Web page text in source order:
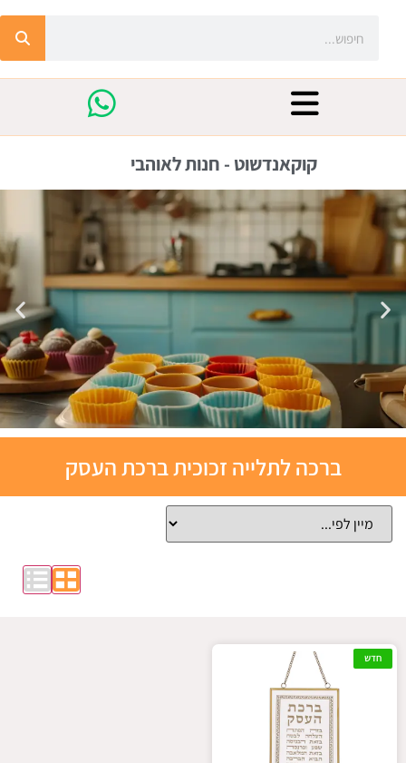
קוקאנדשוט - חנות לאוהבי
תבניות
אפייה
סיליקון
ברכה לתלייה זכוכית ברכת העסק
חדש